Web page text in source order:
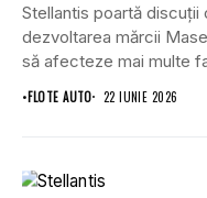
Stellantis poartă discuții
dezvoltarea mărcii
să afecteze mai multe
•FLOTE AUTO 22 IUNIE 2026